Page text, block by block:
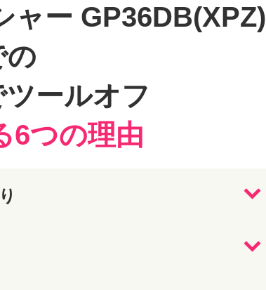
ャー GP36DB(XPZ)
の
ールオフ
6つの理由